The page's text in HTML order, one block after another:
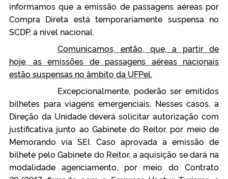
informamos que a emissão de passagens aéreas por
Compra Direta está temporariamente suspensa no
SCDP, a nível nacional.
Comunicamos, então, que, a partir de
hoje, as emissões de passagens aéreas nacionais
estão suspensas no âmbito da UFPel.
Excepcionalmente, poderão ser emitidos
bilhetes para viagens emergenciais. Nesses casos, a
Direção da Unidade deverá solicitar autorização com
justificativa junto ao Gabinete do Reitor, por meio de
Memorando via SEI. Caso aprovada a emissão de
bilhete pelo Gabinete do Reitor, a aquisição se dará na
modalidade agenciamento, por meio do Contrato